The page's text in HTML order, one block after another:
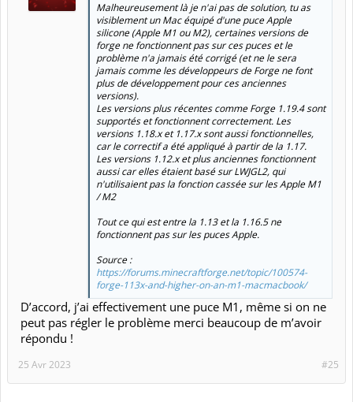
Malheureusement là je n'ai pas de solution, tu as
visiblement un Mac équipé d'une puce Apple
silicone (Apple M1 ou M2), certaines versions de
forge ne fonctionnent pas sur ces puces et le
problème n'a jamais été corrigé (et ne le sera
jamais comme les développeurs de Forge ne font
plus de développement pour ces anciennes
versions).
Les versions plus récentes comme Forge 1.19.4 sont
supportés et fonctionnent correctement. Les
versions 1.18.x et 1.17.x sont aussi fonctionnelles,
car le correctif a été appliqué à partir de la 1.17.
Les versions 1.12.x et plus anciennes fonctionnent
aussi car elles étaient basé sur LWJGL2, qui
n'utilisaient pas la fonction cassée sur les Apple M1
/ M2
Tout ce qui est entre la 1.13 et la 1.16.5 ne
fonctionnent pas sur les puces Apple.
Source :
https://forums.minecraftforge.net/topic/100574-
forge-113x-and-higher-on-an-m1-macmacbook/
D’accord, j’ai effectivement une puce M1, même si on ne
peut pas régler le problème merci beaucoup de m’avoir
répondu !
#25
25 Avr 2023